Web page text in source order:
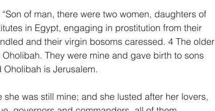
of man, there were two women, daughters of
in Egypt, engaging in prostitution from their
and their virgin bosoms caressed. 4 The older
They were mine and gave birth to sons
is Jerusalem.
was still mine; and she lusted after her lovers,